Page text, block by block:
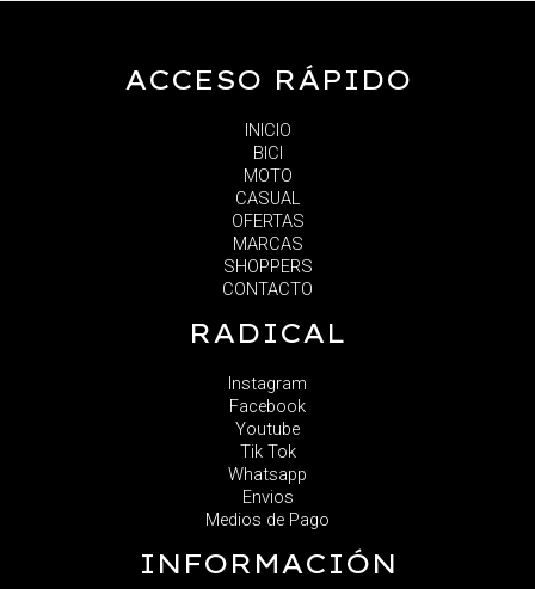
ACCESO RÁPIDO
INICIO
BICI
MOTO
CASUAL
OFERTAS
MARCAS
SHOPPERS
CONTACTO
RADICAL
Instagram
Facebook
Youtube
Tik Tok
Whatsapp
Envios
Medios de Pago
INFORMACIÓN